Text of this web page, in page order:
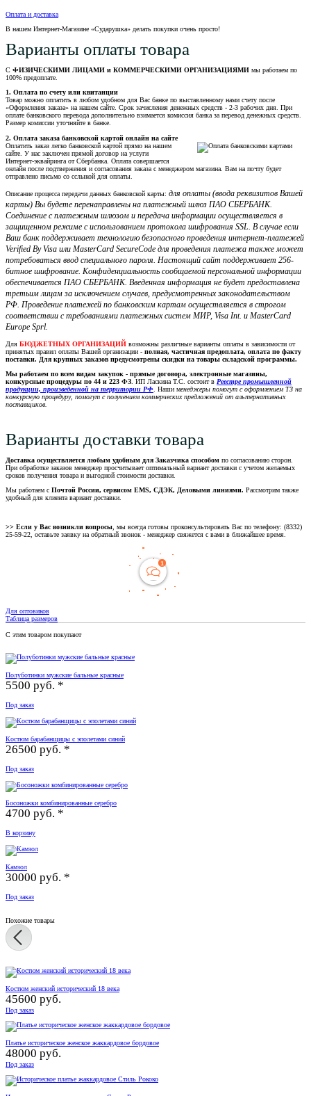
Оплата и доставка
В нашем Интернет-Магазине «Сударушка» делать покупки очень просто!
Варианты оплаты товара
С ФИЗИЧЕСКИМИ ЛИЦАМИ и КОММЕРЧЕСКИМИ ОРГАНИЗАЦИЯМИ мы работаем по
100% предоплате.
1. Оплата по счету или квитанции
Товар можно оплатить в любом удобном для Вас банке по выставленному нами счету после
«Оформления заказа» на нашем сайте. Срок зачисления денежных средств - 2-3 рабочих дня. При
оплате банковского перевода дополнительно взимается комиссия банка за перевод денежных средств.
Размер комиссии уточняйте в банке.
2. Оплата заказа банковской картой онлайн на сайте
Оплатить заказ легко банковской картой прямо на нашем
сайте. У нас заключен прямой договор на услуги
Интернет-эквайринга от Сбербанка. Оплата совершается
онлайн после подтвержения и согласования заказа с менеджером магазина. Вам на почту будет
отправлено письмо со сслыкой для оплаты.
Описание процесса передачи данных банковской карты: для оплаты (ввода реквизитов Вашей
карты) Вы будете перенаправлены на платежный шлюз ПАО СБЕРБАНК.
Соединение с платежным шлюзом и передача информации осуществляется в
защищенном режиме с использованием протокола шифрования SSL. В случае если
Ваш банк поддерживает технологию безопасного проведения интернет-платежей
Verified By Visa или MasterCard SecureCode для проведения платежа также может
потребоваться ввод специального пароля. Настоящий сайт поддерживает 256-
битное шифрование. Конфиденциальность сообщаемой персональной информации
обеспечивается ПАО СБЕРБАНК. Введенная информация не будет предоставлена
третьим лицам за исключением случаев, предусмотренных законодательством
РФ. Проведение платежей по банковским картам осуществляется в строгом
соответствии с требованиями платежных систем МИР, Visa Int. и MasterCard
Europe Sprl.
Для БЮДЖЕТНЫХ ОРГАНИЗАЦИЙ возможны различные варианты оплаты в зависимости от
принятых правил оплаты Вашей организации - полная, частичная предоплата, оплата по факту
поставки. Для крупных заказов предусмотрены скидки на товары складской программы.
Мы работаем по всем видам закупок - прямые договора, электронные магазины,
конкурсные процедуры по 44 и 223 ФЗ. ИП Ласкина Т.С. состоит в Реестре промышленной
продукции, произведенной на территории РФ. Наши менеджеры помогут с оформлением ТЗ на
конкурсную процедуру, помогут с получением коммерческих предложений от альтернативных
поставщиков.
Варианты доставки товара
Доставка осуществляется любым удобным для Заказчика способом по согласованию сторон.
При обработке заказов менеджер просчитывает оптимальный вариант доставки с учетом желаемых
сроков получения товара и выгодной стоимости доставки.
Мы работаем с Почтой России, сервисом EMS, СДЭК, Деловыми линиями. Рассмотрим также
удобный для клиента вариант доставки.
>> Если у Вас возникли вопросы, мы всегда готовы проконсультировать Вас по телефону: (8332)
25-59-22, оставьте заявку на обратный звонок - менеджер свяжется с вами в ближайшее время.
Для оптовиков
Таблица размеров
С этим товаром покупают
Полуботинки мужские бальные красные
5500 руб. *
Под заказ
Костюм барабанщицы с эполетами синий
26500 руб. *
Под заказ
Босоножки комбинированные серебро
4700 руб. *
В корзину
Камзол
30000 руб. *
Под заказ
Похожие товары
Костюм женский исторический 18 века
45600 руб.
Под заказ
Платье историческое женское жаккардовое бордовое
48000 руб.
Под заказ